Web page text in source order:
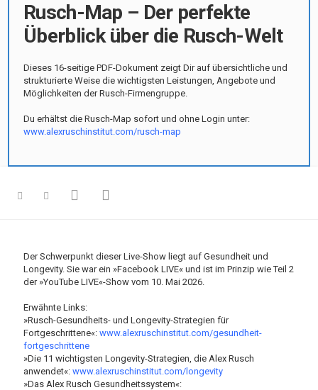
Rusch-Map – Der perfekte
Überblick über die Rusch-Welt
Dieses 16-seitige PDF-Dokument zeigt Dir auf übersichtliche und
strukturierte Weise die wichtigsten Leistungen, Angebote und
Möglichkeiten der Rusch-Firmengruppe.
Du erhältst die Rusch-Map sofort und ohne Login unter:
www.alexruschinstitut.com/rusch-map
Der Schwerpunkt dieser Live-Show liegt auf Gesundheit und
Longevity. Sie war ein »Facebook LIVE« und ist im Prinzip wie Teil 2
der »YouTube LIVE«-Show vom 10. Mai 2026.
Erwähnte Links:
»Rusch-Gesundheits- und Longevity-Strategien für
Fortgeschrittene«: www.alexruschinstitut.com/gesundheit-
fortgeschrittene
»Die 11 wichtigsten Longevity-Strategien, die Alex Rusch
anwendet«: www.alexruschinstitut.com/longevity
»Das Alex Rusch Gesundheitssystem«: